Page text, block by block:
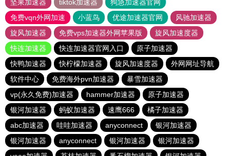
坚果加速器
tiktok加速器
狗急加速器官网
免费vqn外网加速
小蓝鸟 优途加速器官网
风驰加速器
旋风加速器
免费vps加速器外网苹果版
旋风加速度器
快连加速器
快连加速器官网入口
原子加速器
快鸭加速器
快柠檬加速器 旋风加速度器
外网网址导航
软件中心
免费海外pvn加速器
暴雪加速器
vp(永久免费)加速器
hammer加速器
原子加速器
银河加速器
蚂蚁加速器 速鹰666
橘子加速器
abc加速器
哇哇加速器 anyconnect
银河加速器
银河加速器
anyconnect 银河加速器
银河加速器